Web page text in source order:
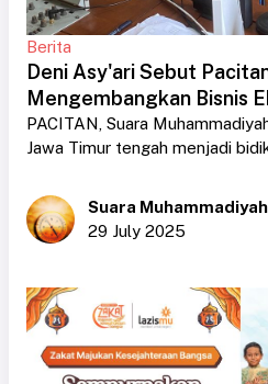
Berita
Deni Asy'ari Sebut
Mengembangkan Bisnis
PACITAN, Suara
Jawa Timur tengah menjadi
Suara Muhammadiyah
29 July 2025